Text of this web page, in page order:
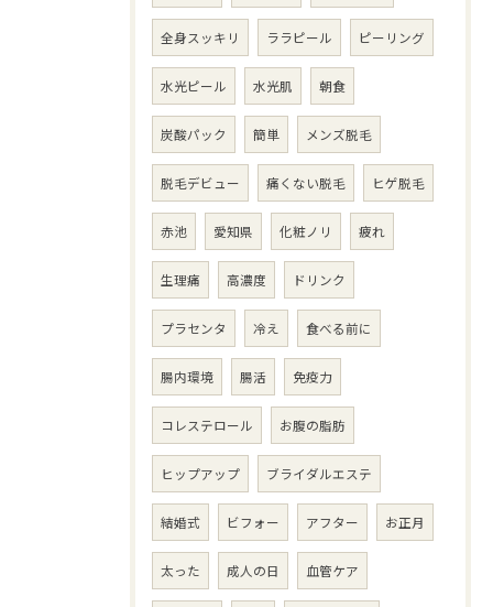
全身スッキリ ララピール ピーリング
水光ピール 水光肌 朝食
炭酸パック 簡単 メンズ脱毛
脱毛デビュー 痛くない脱毛 ヒゲ脱毛
赤池 愛知県 化粧ノリ 疲れ
生理痛 高濃度 ドリンク
プラセンタ 冷え 食べる前に
腸内環境 腸活 免疫力
コレステロール お腹の脂肪
ヒップアップ ブライダルエステ
結婚式 ビフォー アフター お正月
太った 成人の日 血管ケア